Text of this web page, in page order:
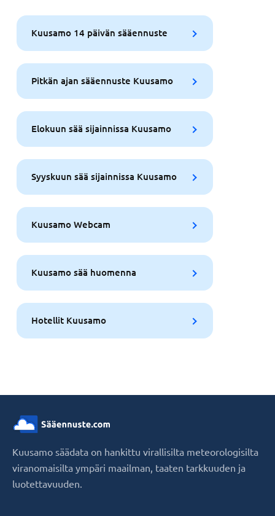
Kuusamo 14 päivän sääennuste
Pitkän ajan sääennuste Kuusamo
Elokuun sää sijainnissa Kuusamo
Syyskuun sää sijainnissa Kuusamo
Kuusamo Webcam
Kuusamo sää huomenna
Hotellit Kuusamo
Kuusamo säädata on hankittu virallisilta meteorologisilta
viranomaisilta ympäri maailman, taaten tarkkuuden ja
luotettavuuden.